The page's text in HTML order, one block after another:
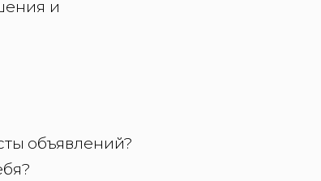
и
объявлений?